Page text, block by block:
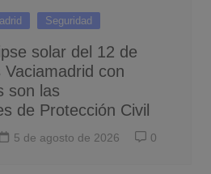
Seguridad
solar del 12 de
con
son las
de Protección Civil
5 de agosto de 2026 0